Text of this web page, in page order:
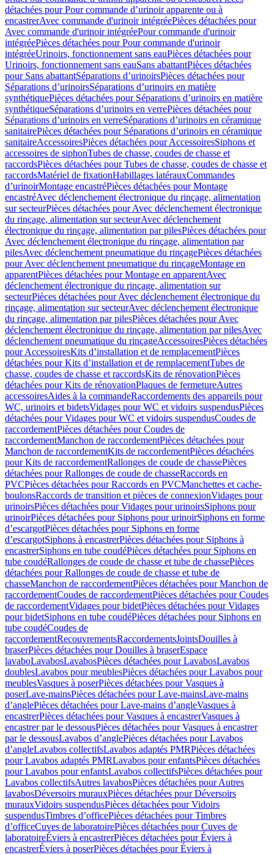
détachées pour Pour commande d’urinoir apparente ou à
encastrerAvec commande d'urinoir intégréePièces détachées pour
Avec commande d'urinoir intégréePour commande d'urinoir
intégréePièces détachées pour Pour commande d'urinoir
intégréeUrinoirs, fonctionnement sans eauPièces détachées pour
Urinoirs, fonctionnement sans eauSans abattantPièces détachées
pour Sans abattantSéparations d’urinoirsPièces détachées pour
Séparations d’urinoirsSéparations d’urinoirs en matière
synthétiquePièces détachées pour Séparations d’urinoirs en matière
synthétiqueSéparations d’urinoirs en verrePièces détachées pour
Séparations d’urinoirs en verreSéparations d’urinoirs en céramique
sanitairePièces détachées pour Séparations d’urinoirs en céramique
sanitaireAccessoiresPièces détachées pour AccessoiresSiphons et
accessoires de siphonTubes de chasse, coudes de chasse et
raccordsPièces détachées pour Tubes de chasse, coudes de chasse et
raccordsMatériel de fixationHabillages latérauxCommandes
dʼurinoirMontage encastréPièces détachées pour Montage
encastréAvec déclenchement électronique du rinçage, alimentation
sur secteurPièces détachées pour Avec déclenchement électronique
du rinçage, alimentation sur secteurAvec déclenchement
électronique du rinçage, alimentation par pilesPièces détachées pour
Avec déclenchement électronique du rinçage, alimentation par
pilesAvec déclenchement pneumatique du rinçagePièces détachées
pour Avec déclenchement pneumatique du rinçageMontage en
apparentPièces détachées pour Montage en apparentAvec
déclenchement électronique du rinçage, alimentation sur
secteurPièces détachées pour Avec déclenchement électronique du
rinçage, alimentation sur secteurAvec déclenchement électronique
du rinçage, alimentation par pilesPièces détachées pour Avec
déclenchement électronique du rinçage, alimentation par pilesAvec
déclenchement pneumatique du rinçageAccessoiresPièces détachées
pour AccessoiresKits d’installation et de remplacementPièces
détachées pour Kits d’installation et de remplacementTubes de
chasse, coudes de chasse et raccordsKits de rénovationPièces
détachées pour Kits de rénovationPlaques de fermetureAutres
accessoiresAides à la commandeRaccordements des appareils pour
WC, urinoirs et bidetsVidages pour WC et vidoirs suspendusPièces
détachées pour Vidages pour WC et vidoirs suspendusCoudes de
raccordementPièces détachées pour Coudes de
raccordementManchon de raccordementPièces détachées pour
Manchon de raccordementKits de raccordementPièces détachées
pour Kits de raccordementRallonges de coude de chassePièces
détachées pour Rallonges de coude de chasseRaccords en
PVCPièces détachées pour Raccords en PVCManchettes et cache-
boulonsRaccords de transition et pièces de connexionVidages pour
urinoirsPièces détachées pour Vidages pour urinoirsSiphons pour
urinoirPièces détachées pour Siphons pour urinoirSiphons en forme
d’escargotPièces détachées pour Siphons en forme
d’escargotSiphons à encastrerPièces détachées pour Siphons à
encastrerSiphons en tube coudéPièces détachées pour Siphons en
tube coudéRallonges de coude de chasse et tube de chassePièces
détachées pour Rallonges de coude de chasse et tube de
chasseManchon de raccordementPièces détachées pour Manchon de
raccordementCoudes de raccordementPièces détachées pour Coudes
de raccordementVidages pour bidetPièces détachées pour Vidages
pour bidetSiphons en tube coudéPièces détachées pour Siphons en
tube coudéCoudes de
raccordementRecouvrementsRaccordementsJointsDouilles à
braserPièces détachées pour Douilles à braserEspace
lavaboLavabosLavabosPièces détachées pour LavabosLavabos
doublesLavabos pour meublesPièces détachées pour Lavabos pour
meublesVasques à poserPièces détachées pour Vasques à
poserLave-mainsPièces détachées pour Lave-mainsLave-mains
d’anglePièces détachées pour Lave-mains d’angleVasques à
encastrerPièces détachées pour Vasques à encastrerVasques à
encastrer par le dessousPièces détachées pour Vasques à encastrer
par le dessousLavabos d’anglePièces détachées pour Lavabos
d’angleLavabos collectifsLavabos adaptés PMRPièces détachées
pour Lavabos adaptés PMRLavabos pour enfantsPièces détachées
pour Lavabos pour enfantsLavabos collectifsPièces détachées pour
Lavabos collectifsAutres lavabosPièces détachées pour Autres
lavabosDéversoirs murauxPièces détachées pour Déversoirs
murauxVidoirs suspendusPièces détachées pour Vidoirs
suspendusTimbres dʼofficePièces détachées pour Timbres
dʼofficeCuves de laboratoirePièces détachées pour Cuves de
laboratoireÉviers à encastrerPièces détachées pour Éviers à
encastrerÉviers à poserPièces détachées pour Éviers à